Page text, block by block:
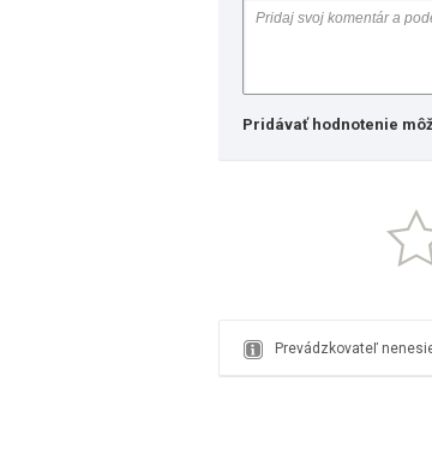
Pridávať hodnotenie
Prevádzkovateľ